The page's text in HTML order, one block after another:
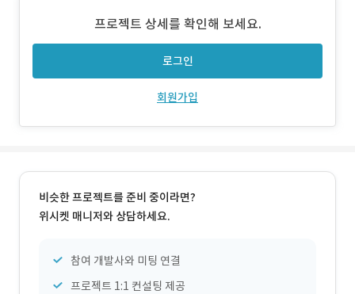
제작 - 관심 코인 등록 및 관리 3) 주요
프로젝트 상세를 확인해 보세요.
로그인
회원가입
비슷한 프로젝트를 준비 중이라면?
위시켓 매니저와 상담하세요.
참여 개발사와 미팅 연결
프로젝트 1:1 컨설팅 제공